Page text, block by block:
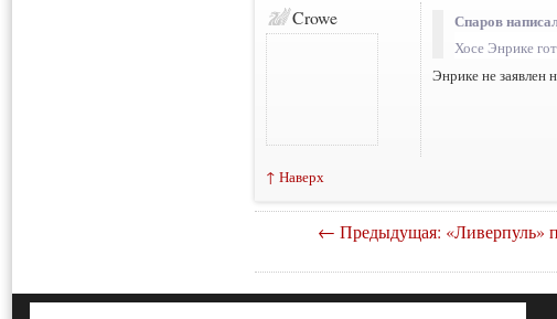
Crowe Спаров
Хосе Энрике
Энрике не заявлен
↑ Наверх
← Предыдущая: «Ливерпуль»